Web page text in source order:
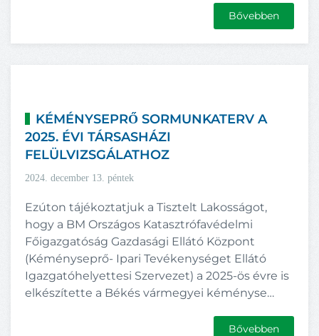
Bővebben
KÉMÉNYSEPRŐ SORMUNKATERV A
2025. ÉVI TÁRSASHÁZI
FELÜLVIZSGÁLATHOZ
2024. december 13. péntek
Ezúton tájékoztatjuk a Tisztelt Lakosságot,
hogy a BM Országos Katasztrófavédelmi
Főigazgatóság Gazdasági Ellátó Központ
(Kéményseprő- Ipari Tevékenységet Ellátó
Igazgatóhelyettesi Szervezet) a 2025-ös évre is
elkészítette a Békés vármegyei kéményse…
Bővebben